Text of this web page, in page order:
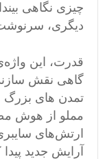
چیزی نگاهی
دیگری،
قدرت، این
گاهی نقش
تمدن های بزرگ
مملو از هوش
ارتش‌های
آرایش جدید